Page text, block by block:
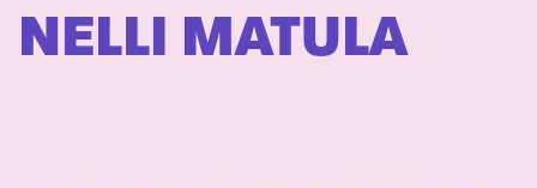
NELLI MATULA